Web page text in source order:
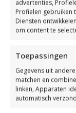
advertenties,
Profielen gebruiken
Diensten
om content te
Toepassingen
Gegevens uit
matchen en
linken, Apparaten
automatisch
Wat is
over het
Ontdek Kinky
sfeer, tickets en
Er zijn maar